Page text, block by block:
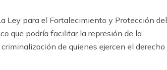
Ley para el Fortalecimiento y Protección del
que podría facilitar la represión de la
de quienes ejercen el derecho